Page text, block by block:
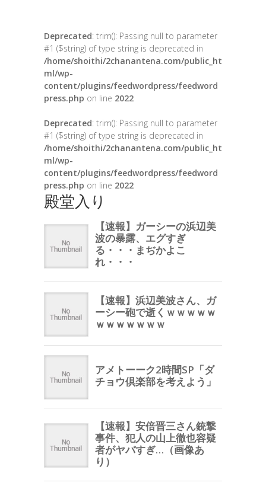
Deprecated: trim(): Passing null to parameter
#1 ($string) of type string is deprecated in
/home/shoithi/2chanantena.com/public_ht
ml/wp-
content/plugins/feedwordpress/feedword
press.php on line 2022
Deprecated: trim(): Passing null to parameter
#1 ($string) of type string is deprecated in
/home/shoithi/2chanantena.com/public_ht
ml/wp-
content/plugins/feedwordpress/feedword
press.php on line 2022
殿堂入り